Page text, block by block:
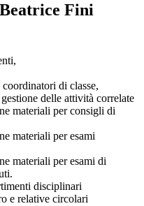
Fini
di classe,
delle attività correlate
materiali per consigli di
materiali per esami
materiali per esami di
disciplinari
e relative circolari